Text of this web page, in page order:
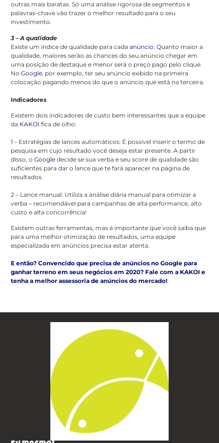
outras mais baratas. Só uma análise rigorosa de segmentos e
palavras-chave vão trazer o melhor resultado para o seu
investimento.
3 – A qualidade
Existe um índice de qualidade para cadaanúncio. Quanto maior a
qualidade, maiores serão as chances do seu anúncio chegar em
uma posição de destaque e menor será o preço pago pelo clique.
NoGoogle, por exemplo, ter seu anúncio exibido na primeira
colocação pagando menos do que o anúncio que está na terceira.
Indicadores
Existem dois indicadores de custo bem interessantes que a equipe
da KAKOI fica de olho:
1 – Estratégias de lances automáticos: É possível inserir o termo de
pesquisa em cujo resultado você deseja estar presente. A partir
disso, oGoogle decide se sua verba e seu score de qualidade são
suficientes para dar o lance que te fará aparecer na página de
resultados.
2 – Lance manual: Utiliza a análise diária manual para otimizar a
verba – recomendável para campanhas de alta performance, alto
custo e alta concorrência!
Existem outras ferramentas, mas é importante que você saiba que
para uma melhor otimização de resultados, uma equipe
especializada em anúncios precisa estar atenta.
E então? Convencido que precisa de anúncios no Google para
ganhar terreno em seus negócios em 2020? Fale com a KAKOI e
tenha a melhor assessoria de anúncios do mercado!